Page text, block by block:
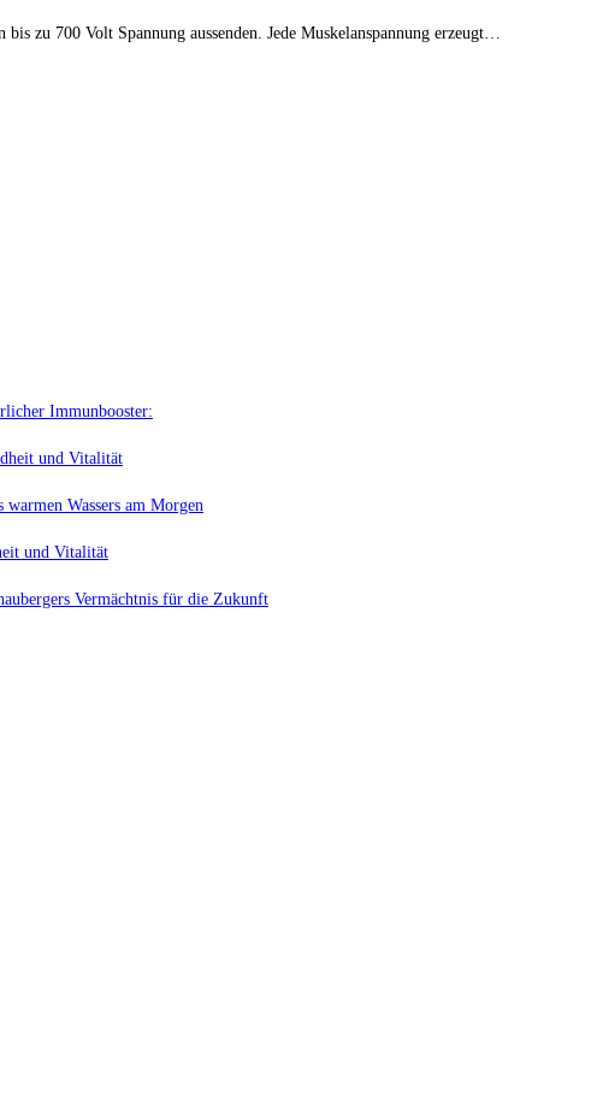
zu 700 Volt Spannung aussenden. Jede Muskelanspannung erzeugt…
Immunbooster:
und Vitalität
Wassers am Morgen
und Vitalität
Vermächtnis für die Zukunft